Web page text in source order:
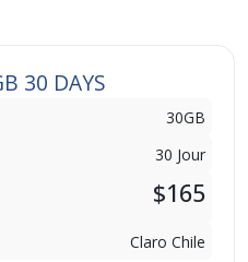
30 DAYS
30GB
30 Jour
$165
Claro Chile